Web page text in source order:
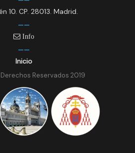
10. CP. 28013. Madrid.
Info
Inicio
Derechos Reservados 2019